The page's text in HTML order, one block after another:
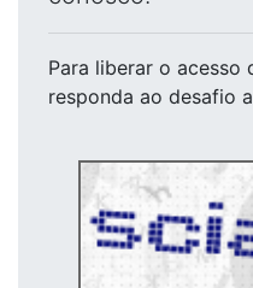
Para liberar o acesso
responda ao desafio